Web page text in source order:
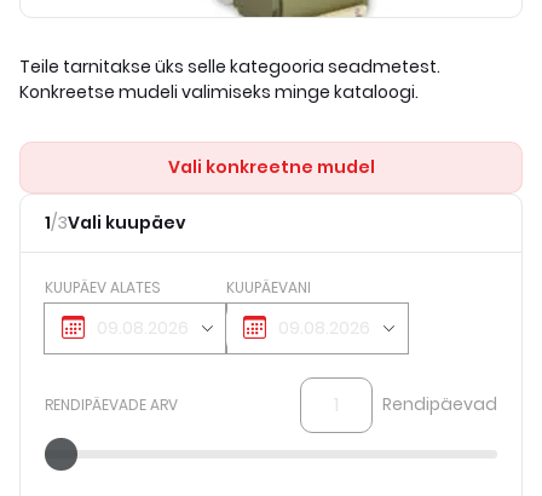
Teile tarnitakse üks selle kategooria seadmetest.
Konkreetse mudeli valimiseks minge kataloogi.
Vali konkreetne mudel
1/3Vali kuupäev
KUUPÄEV ALATES KUUPÄEVANI
RENDIPÄEVADE ARV Rendipäevad